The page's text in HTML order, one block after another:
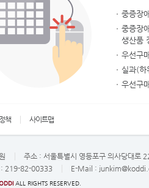
중증장
중증장
생산품
우선구
실과(하
우선구
책 사이트맵
주소 : 서울특별시 영등포구 의사당대로
219-82-00333 E-Mail :
ALL RIGHTS RESERVED.